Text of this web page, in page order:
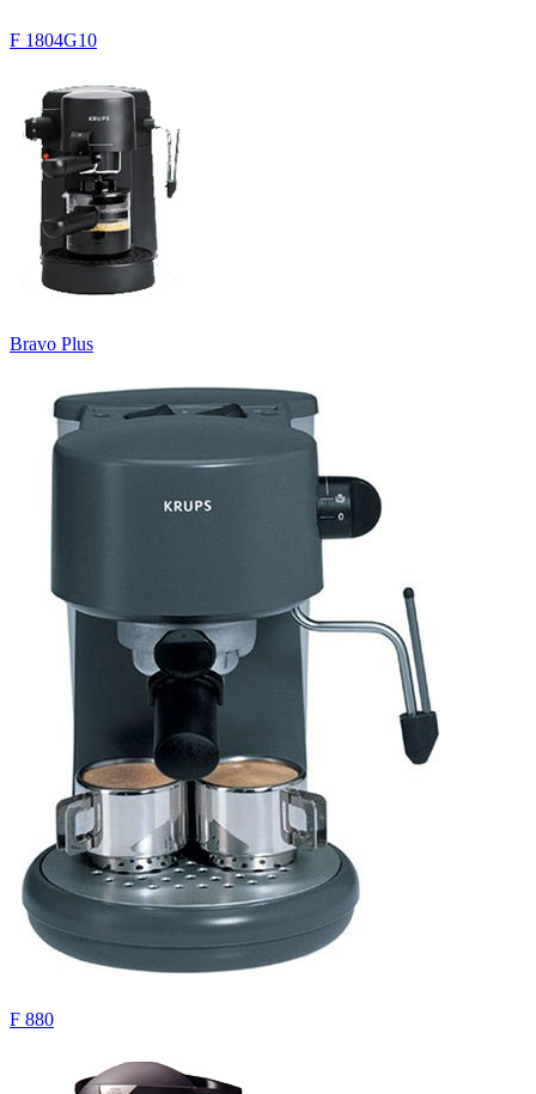
F 1804G10
Bravo Plus
F 880